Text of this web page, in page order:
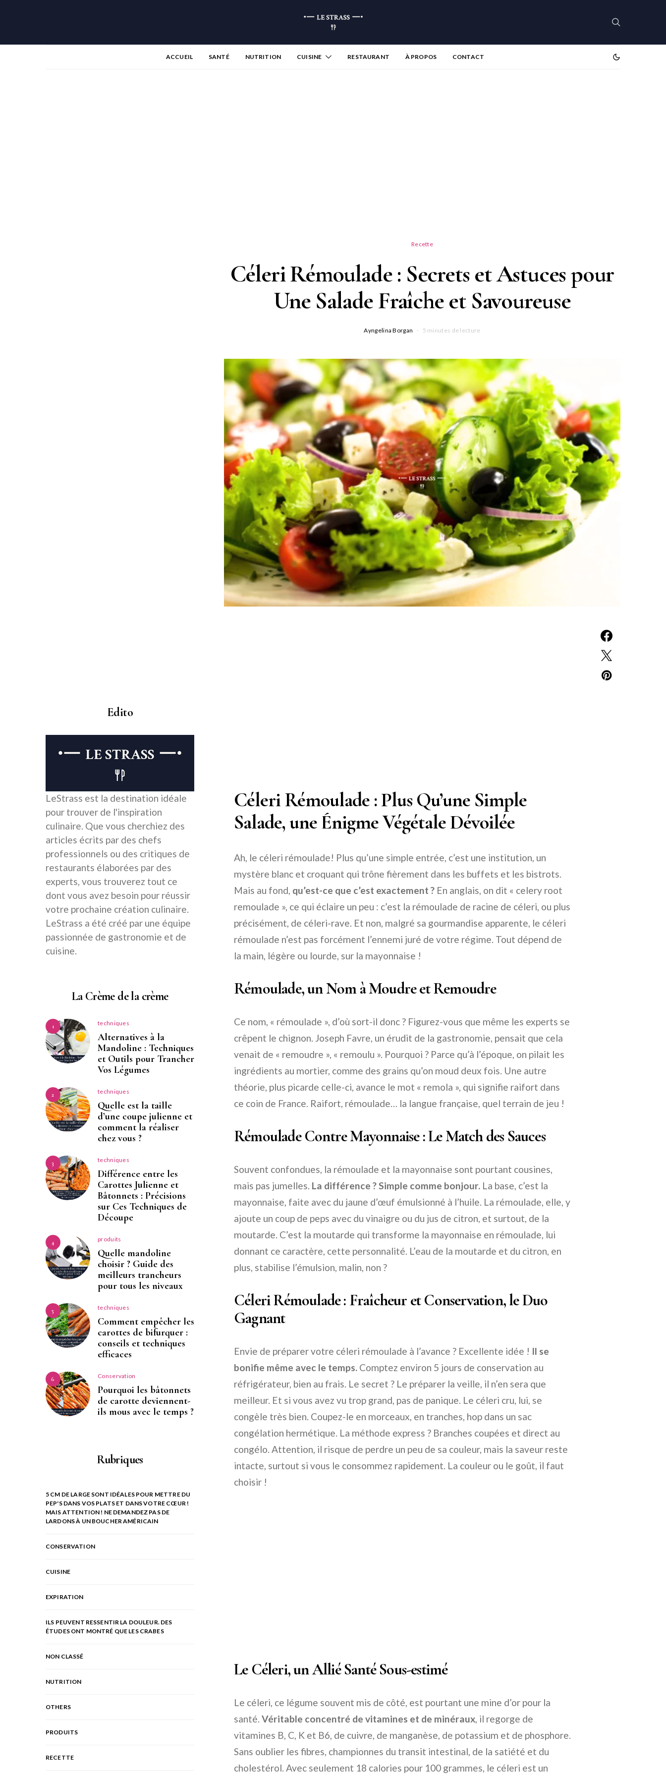
ACCUEIL SANTÉ NUTRITION CUISINE RESTAURANT À PROPOS CONTACT
Recette
Céleri Rémoulade : Secrets et Astuces pour
Une Salade Fraîche et Savoureuse
Ayngelina Borgan 5 minutes de lecture
Céleri Rémoulade : Plus Qu’une Simple
Salade, une Énigme Végétale Dévoilée
Ah, le céleri rémoulade! Plus qu’une simple entrée, c’est une institution, un
mystère blanc et croquant qui trône fièrement dans les buffets et les bistrots.
Mais au fond, qu’est-ce que c’est exactement ? En anglais, on dit « celery root
remoulade », ce qui éclaire un peu : c’est la rémoulade de racine de céleri, ou plus
précisément, de céleri-rave. Et non, malgré sa gourmandise apparente, le céleri
rémoulade n’est pas forcément l’ennemi juré de votre régime. Tout dépend de
la main, légère ou lourde, sur la mayonnaise !
Rémoulade, un Nom à Moudre et Remoudre
Ce nom, « rémoulade », d’où sort-il donc ? Figurez-vous que même les experts se
crêpent le chignon. Joseph Favre, un érudit de la gastronomie, pensait que cela
venait de « remoudre », « remoulu ». Pourquoi ? Parce qu’à l’époque, on pilait les
ingrédients au mortier, comme des grains qu’on moud deux fois. Une autre
théorie, plus picarde celle-ci, avance le mot « remola », qui signifie raifort dans
ce coin de France. Raifort, rémoulade… la langue française, quel terrain de jeu !
Rémoulade Contre Mayonnaise : Le Match des Sauces
Souvent confondues, la rémoulade et la mayonnaise sont pourtant cousines,
mais pas jumelles. La différence ? Simple comme bonjour. La base, c’est la
mayonnaise, faite avec du jaune d’œuf émulsionné à l’huile. La rémoulade, elle, y
ajoute un coup de peps avec du vinaigre ou du jus de citron, et surtout, de la
moutarde. C’est la moutarde qui transforme la mayonnaise en rémoulade, lui
donnant ce caractère, cette personnalité. L’eau de la moutarde et du citron, en
plus, stabilise l’émulsion, malin, non ?
Céleri Rémoulade : Fraîcheur et Conservation, le Duo
Gagnant
Envie de préparer votre céleri rémoulade à l’avance ? Excellente idée ! Il se
bonifie même avec le temps. Comptez environ 5 jours de conservation au
réfrigérateur, bien au frais. Le secret ? Le préparer la veille, il n’en sera que
meilleur. Et si vous avez vu trop grand, pas de panique. Le céleri cru, lui, se
congèle très bien. Coupez-le en morceaux, en tranches, hop dans un sac
congélation hermétique. La méthode express ? Branches coupées et direct au
congélo. Attention, il risque de perdre un peu de sa couleur, mais la saveur reste
intacte, surtout si vous le consommez rapidement. La couleur ou le goût, il faut
choisir !
Le Céleri, un Allié Santé Sous-estimé
Le céleri, ce légume souvent mis de côté, est pourtant une mine d’or pour la
santé. Véritable concentré de vitamines et de minéraux, il regorge de
vitamines B, C, K et B6, de cuivre, de manganèse, de potassium et de phosphore.
Sans oublier les fibres, championnes du transit intestinal, de la satiété et du
cholestérol. Avec seulement 18 calories pour 100 grammes, le céleri est un
Edito
LeStrass est la destination idéale
pour trouver de l'inspiration
culinaire. Que vous cherchiez des
articles écrits par des chefs
professionnels ou des critiques de
restaurants élaborées par des
experts, vous trouverez tout ce
dont vous avez besoin pour réussir
votre prochaine création culinaire.
LeStrass a été créé par une équipe
passionnée de gastronomie et de
cuisine.
La Crème de la crème
1 techniques
Alternatives à la
Mandoline : Techniques
et Outils pour Trancher
Vos Légumes
2 techniques
Quelle est la taille
d’une coupe julienne et
comment la réaliser
chez vous ?
3 techniques
Différence entre les
Carottes Julienne et
Bâtonnets : Précisions
sur Ces Techniques de
Découpe
4 produits
Quelle mandoline
choisir ? Guide des
meilleurs trancheurs
pour tous les niveaux
5 techniques
Comment empêcher les
carottes de bifurquer :
conseils et techniques
efficaces
6 Conservation
Pourquoi les bâtonnets
de carotte deviennent-
ils mous avec le temps ?
Rubriques
5 CM DE LARGE SONT IDÉALES POUR METTRE DU
PEP'S DANS VOS PLATS ET DANS VOTRE CŒUR !
MAIS ATTENTION ! NE DEMANDEZ PAS DE
LARDONS À UN BOUCHER AMÉRICAIN
CONSERVATION
CUISINE
EXPIRATION
ILS PEUVENT RESSENTIR LA DOULEUR. DES
ÉTUDES ONT MONTRÉ QUE LES CRABES
NON CLASSÉ
NUTRITION
OTHERS
PRODUITS
RECETTE